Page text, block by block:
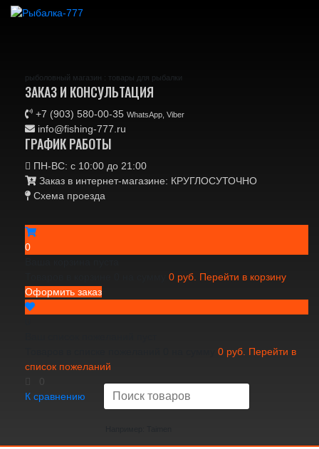
рыболовный магазин : товары для рыбалки
ЗАКАЗ И КОНСУЛЬТАЦИЯ
+7 (903) 580-00-35‬ WhatsApp, Viber
info@fishing-777.ru
ГРАФИК РАБОТЫ
ПН-ВС: с 10:00 до 21:00
Заказ в интернет-магазине: КРУГЛОСУТОЧНО
Схема проезда
0
0 руб. Перейти в корзину
Оформить заказ
0 руб. Перейти в
список пожеланий
0
К сравнению